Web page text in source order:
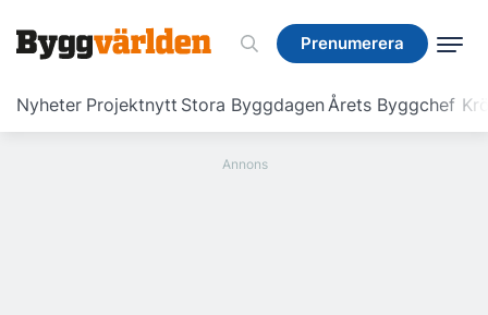
Prenumerera
Nyheter Projektnytt Stora ByggdagenÅrets Byggchef
Prenumerera